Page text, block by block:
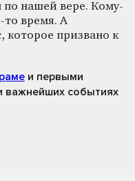
по нашей вере. Кому-
то время. А
которое призвано к
и первыми
важнейших событиях